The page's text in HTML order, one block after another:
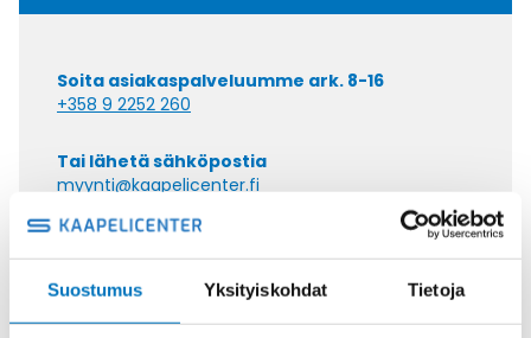
Suostumus Yksityiskohdat Tietoja
Soita asiakaspalveluumme ark. 8-16
+358 9 2252 260
Tai lähetä sähköpostia
myynti@kaapelicenter.fi
Saman kaapelin eri versiot